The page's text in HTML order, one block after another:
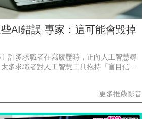
AI錯誤 專家：這可能會毀掉
〕許多求職者在寫履歷時，正向人工智慧尋
多求職者對人工智慧工具抱持「盲目信
更多推薦影音